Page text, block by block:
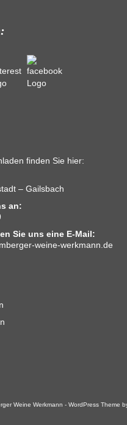
finden Sie hier:
– Gailsbach
an:
Sie uns eine E-Mail:
weine-werkmann.de
Weine Werkmann - WordPress Theme